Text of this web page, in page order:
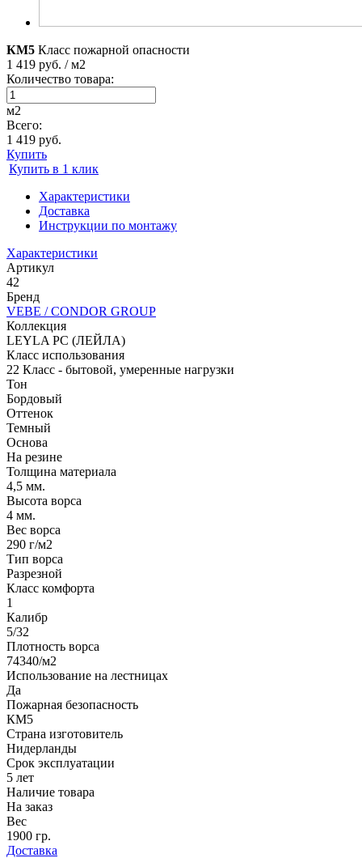
КМ5 Класс пожарной опасности
1 419 руб. / м2
Количество товара:
м2
Всего:
1 419 руб.
Купить
Купить в 1 клик
Характеристики
Доставка
Инструкции по монтажу
Характеристики
Артикул
42
Бренд
VEBE / CONDOR GROUP
Коллекция
LEYLA PC (ЛЕЙЛА)
Класс использования
22 Класс - бытовой, умеренные нагрузки
Тон
Бордовый
Оттенок
Темный
Основа
На резине
Толщина материала
4,5 мм.
Высота ворса
4 мм.
Вес ворса
290 г/м2
Тип ворса
Разрезной
Класс комфорта
1
Калибр
5/32
Плотность ворса
74340/м2
Использование на лестницах
Да
Пожарная безопасность
КМ5
Страна изготовитель
Нидерланды
Срок эксплуатации
5 лет
Наличие товара
На заказ
Вес
1900 гр.
Доставка